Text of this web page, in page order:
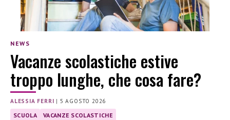
NEWS
Vacanze scolastiche estive
troppo lunghe, che cosa fare?
ALESSIA FERRI | 5 AGOSTO 2026
SCUOLA VACANZE SCOLASTICHE